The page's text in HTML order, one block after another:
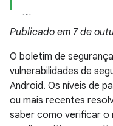
Publicado em 7 de
O boletim de
vulnerabilidades de
Android. Os níveis de
ou mais recentes
saber como verificar o